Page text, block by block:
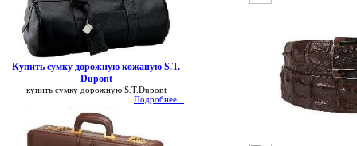
Купить сумку дорожную кожаную S.T.
Dupont
купить сумку дорожную S.T.Dupont
Подробнее...